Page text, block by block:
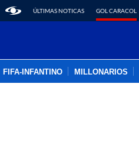
ÚLTIMAS NOTICAS GOL CARACOL
FIFA-INFANTINO MILLONARIOS